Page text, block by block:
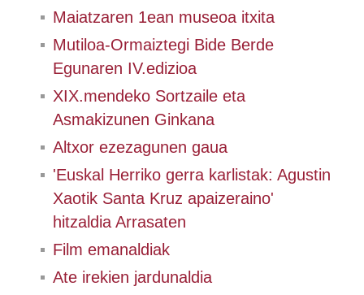
Maiatzaren 1ean museoa itxita
Mutiloa-Ormaiztegi Bide Berde
Egunaren IV.edizioa
XIX.mendeko Sortzaile eta
Asmakizunen Ginkana
Altxor ezezagunen gaua
'Euskal Herriko gerra karlistak: Agustin
Xaotik Santa Kruz apaizeraino'
hitzaldia Arrasaten
Film emanaldiak
Ate irekien jardunaldia